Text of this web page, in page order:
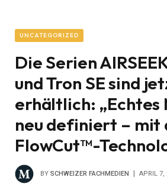
UNCATEGORIZED
Die Serien
und Tron SE sind
erhältlich: „Echtes
neu definiert – mit
FlowCut™-
BY SCHWEIZER FACHMEDIEN APRIL 7,